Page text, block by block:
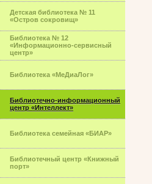
Детская библиотека № 11
«Остров сокровищ»
Библиотека № 12
«Информационно-сервисный
центр»
Библиотека «МеДиаЛог»
Библиотечно-информационный
центр «Интеллект»
Библиотека семейная «БИАР»
Библиотечный центр «Книжный
порт»